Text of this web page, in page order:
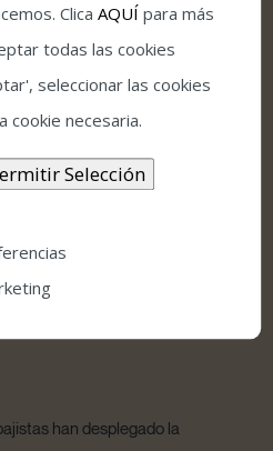
han desplegado la
ClicaAQUÍ para más
todas las cookies
seleccionar las cookies
cookie necesaria.